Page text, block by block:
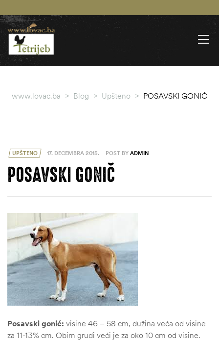
www.lovac.ba > Blog > Upšteno > POSAVSKI GONIČ
UPŠTENO 17. DECEMBRA 2015. POST BY ADMIN
POSAVSKI GONIČ
Posavski gonić: visine 46 – 58 cm, dužina veća od visine
za 11-13% cm. Obim grudi veći je za oko 10 cm od visine.